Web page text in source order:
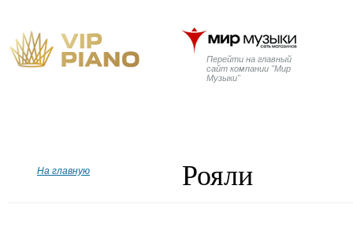
Перейти на главный
сайт компании "Мир
Музыки"
На главную Рояли